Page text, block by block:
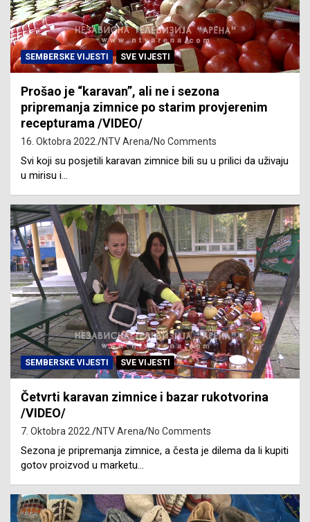
SEMBERSKE VIJESTI SVE VIJESTI
Prošao je “karavan”, ali ne i sezona
pripremanja zimnice po starim provjerenim
recepturama /VIDEO/
16. Oktobra 2022. NTV Arena No Comments
Svi koji su posjetili karavan zimnice bili su u prilici da uživaju
u mirisu i…
SEMBERSKE VIJESTI SVE VIJESTI
Četvrti karavan zimnice i bazar rukotvorina
/VIDEO/
7. Oktobra 2022. NTV Arena No Comments
Sezona je pripremanja zimnice, a česta je dilema da li kupiti
gotov proizvod u marketu…